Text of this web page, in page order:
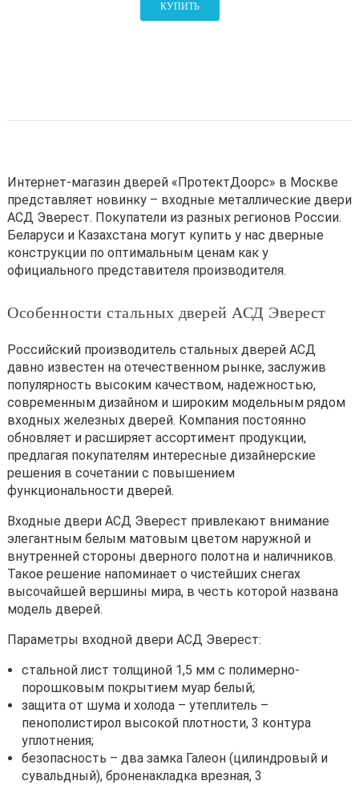
КУПИТЬ
Интернет-магазин дверей «ПротектДоорс» в Москве
представляет новинку – входные металлические двери
АСД Эверест. Покупатели из разных регионов России.
Беларуси и Казахстана могут купить у нас дверные
конструкции по оптимальным ценам как у
официального представителя производителя.
Особенности стальных дверей АСД Эверест
Российский производитель стальных дверей АСД
давно известен на отечественном рынке, заслужив
популярность высоким качеством, надежностью,
современным дизайном и широким модельным рядом
входных железных дверей. Компания постоянно
обновляет и расширяет ассортимент продукции,
предлагая покупателям интересные дизайнерские
решения в сочетании с повышением
функциональности дверей.
Входные двери АСД Эверест привлекают внимание
элегантным белым матовым цветом наружной и
внутренней стороны дверного полотна и наличников.
Такое решение напоминает о чистейших снегах
высочайшей вершины мира, в честь которой названа
модель дверей.
Параметры входной двери АСД Эверест:
стальной лист толщиной 1,5 мм с полимерно-
порошковым покрытием муар белый;
защита от шума и холода – утеплитель –
пенополистирол высокой плотности, 3 контура
уплотнения;
безопасность – два замка Галеон (цилиндровый и
сувальдный), броненакладка врезная, 3